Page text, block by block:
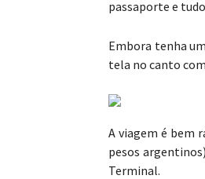
passaporte e
Embora tenha
tela no canto
A viagem é bem
pesos
Terminal.